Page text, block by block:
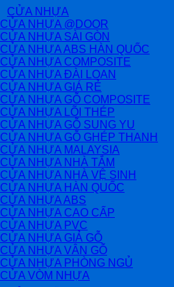
CỬA NHỰA
CỬA NHỰA @DOOR
CỬA NHỰA SÀI GÒN
CỬA NHỰA ABS HÀN QUỐC
CỬA NHỰA COMPOSITE
CỬA NHỰA ĐÀI LOAN
CỬA NHỰA GIÁ RẺ
CỬA NHỰA GỖ COMPOSITE
CỬA NHỰA LÕI THÉP
CỬA NHỰA GỖ SUNG YU
CỬA NHỰA GỖ GHÉP THANH
CỬA NHỰA MALAYSIA
CỬA NHỰA NHÀ TẮM
CỬA NHỰA NHÀ VỆ SINH
CỬA NHỰA HÀN QUỐC
CỬA NHỰA ABS
CỬA NHỰA CAO CẤP
CỬA NHỰA PVC
CỬA NHỰA GIẢ GỖ
CỬA NHỰA VÂN GỖ
CỬA NHỰA PHÒNG NGỦ
CỬA VÒM NHỰA